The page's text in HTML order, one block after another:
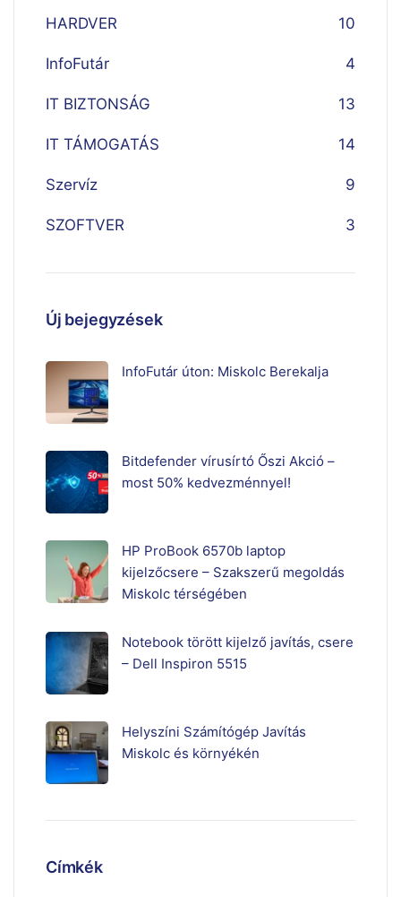
HARDVER 10
InfoFutár 4
IT BIZTONSÁG 13
IT TÁMOGATÁS 14
Szervíz 9
SZOFTVER 3
Új bejegyzések
InfoFutár úton: Miskolc Berekalja
Bitdefender vírusírtó Őszi Akció –
most 50% kedvezménnyel!
HP ProBook 6570b laptop
kijelzőcsere – Szakszerű megoldás
Miskolc térségében
Notebook törött kijelző javítás, csere
– Dell Inspiron 5515
Helyszíni Számítógép Javítás
Miskolc és környékén
Címkék